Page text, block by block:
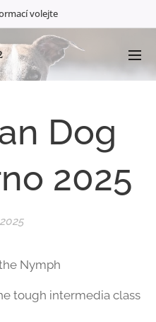
volejte
Dog
2025
Nymph
tough intermedia class